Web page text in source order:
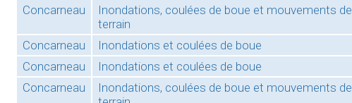
Concarneau
Inondations, coulées de boue et mouvements de
terrain
Concarneau Inondations et coulées de boue
Concarneau
Inondations et coulées de boue
Concarneau
Inondations, coulées de boue et mouvements de